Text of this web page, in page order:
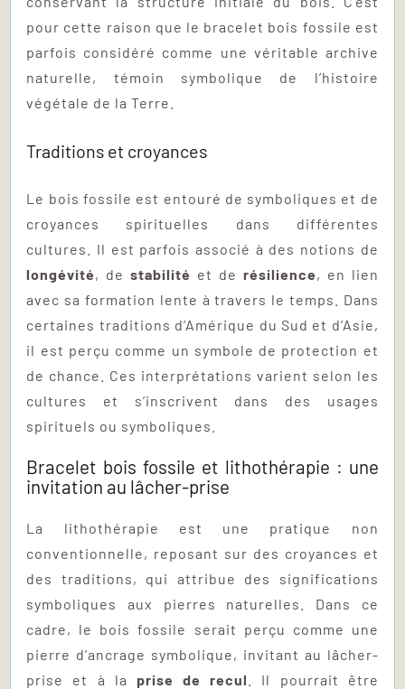
pour cette raison que le bracelet bois fossile est
parfois considéré comme une véritable archive
naturelle, témoin symbolique de l’histoire
végétale de la Terre.
Traditions et croyances
Le bois fossile est entouré de symboliques et de
croyances spirituelles dans différentes
cultures. Il est parfois associé à des notions de
longévité, destabilité et de résilience, en lien
avec sa formation lente à travers le temps. Dans
certaines traditions d’Amérique du Sud et d’Asie,
il est perçu comme un symbole de protection et
de chance. Ces interprétations varient selon les
cultures et s’inscrivent dans des usages
spirituels ou symboliques.
Bracelet bois fossile et lithothérapie : une
invitation au lâcher-prise
La lithothérapie est une pratique non
conventionnelle, reposant sur des croyances et
des traditions, qui attribue des significations
symboliques aux pierres naturelles. Dans ce
cadre, le bois fossile serait perçu comme une
pierre d’ancrage symbolique, invitant au lâcher-
prise et à la prise de recul
. Il pourrait être